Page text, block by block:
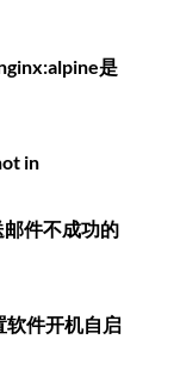
是
in
件不成功的
软件开机自启